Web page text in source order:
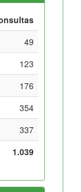
49
123
176
354
337
1.039